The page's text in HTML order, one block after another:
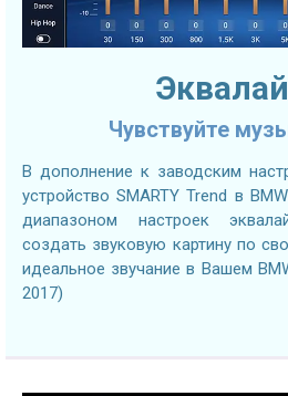
Чувствуйте
В дополнение к заводским
устройство SMARTY Trend в
диапазоном настроек
создать звуковую картину по
идеальное звучание в Вашем
2017)